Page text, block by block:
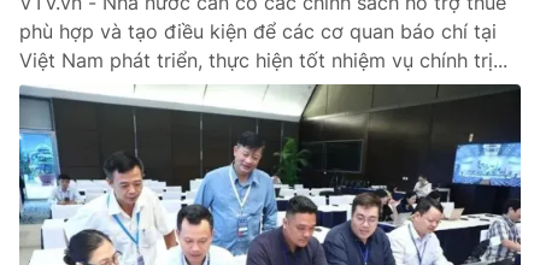
Liên hệ tòa soạn English
THỜI BÁO VTV
Theo dõi báo trên
phù hợp và tạo điều kiện để các cơ quan báo chí tại
Việt Nam phát triển, thực hiện tốt nhiệm vụ chính trị...